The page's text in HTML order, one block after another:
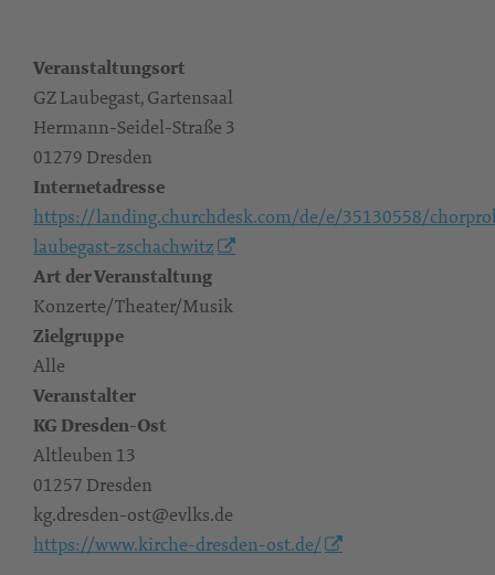
Veranstaltungsort
GZ Laubegast, Gartensaal
Hermann-Seidel-Straße 3
01279 Dresden
Internetadresse
https://landing.churchdesk.com/de/e/35130558/
laubegast-zschachwitz
Art der Veranstaltung
Konzerte/Theater/Musik
Zielgruppe
Alle
Veranstalter
KG Dresden-Ost
Altleuben 13
01257 Dresden
kg.dresden-ost@evlks.de
https://www.kirche-dresden-ost.de/